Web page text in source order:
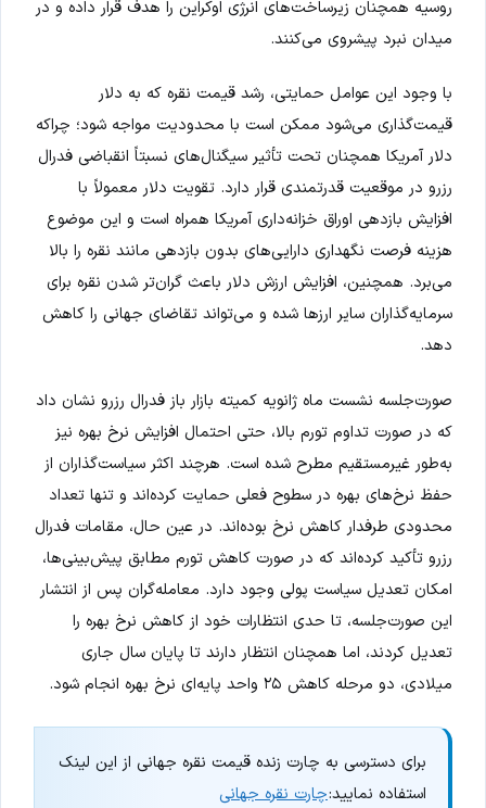
روسیه همچنان زیرساخت‌های انرژی اوکراین را هدف قرار داده و در
میدان نبرد پیشروی می‌کنند.
با وجود این عوامل حمایتی، رشد قیمت نقره که به دلار
قیمت‌گذاری می‌شود ممکن است با محدودیت مواجه شود؛ چراکه
دلار آمریکا همچنان تحت تأثیر سیگنال‌های نسبتاً انقباضی فدرال
رزرو در موقعیت قدرتمندی قرار دارد. تقویت دلار معمولاً با
افزایش بازدهی اوراق خزانه‌داری آمریکا همراه است و این موضوع
هزینه فرصت نگهداری دارایی‌های بدون بازدهی مانند نقره را بالا
می‌برد. همچنین، افزایش ارزش دلار باعث گران‌تر شدن نقره برای
سرمایه‌گذاران سایر ارزها شده و می‌تواند تقاضای جهانی را کاهش
دهد.
صورت‌جلسه نشست ماه ژانویه کمیته بازار باز فدرال رزرو نشان داد
که در صورت تداوم تورم بالا، حتی احتمال افزایش نرخ بهره نیز
به‌طور غیرمستقیم مطرح شده است. هرچند اکثر سیاست‌گذاران از
حفظ نرخ‌های بهره در سطوح فعلی حمایت کرده‌اند و تنها تعداد
محدودی طرفدار کاهش نرخ بوده‌اند. در عین حال، مقامات فدرال
رزرو تأکید کرده‌اند که در صورت کاهش تورم مطابق پیش‌بینی‌ها،
امکان تعدیل سیاست پولی وجود دارد. معامله‌گران پس از انتشار
این صورت‌جلسه، تا حدی انتظارات خود از کاهش نرخ بهره را
تعدیل کردند، اما همچنان انتظار دارند تا پایان سال جاری
میلادی، دو مرحله کاهش ۲۵ واحد پایه‌ای نرخ بهره انجام شود.
برای دسترسی به چارت زنده قیمت نقره جهانی از این لینک
استفاده نمایید:چارت نقره جهانی